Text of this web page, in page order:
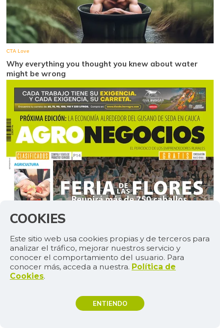
COOKIES
Este sitio web usa cookies propias y de terceros para
analizar el tráfico, mejorar nuestros servicio y
conocer el comportamiento del usuario. Para
conocer más, acceda a nuestra. Política de
Cookies.
ENTIENDO